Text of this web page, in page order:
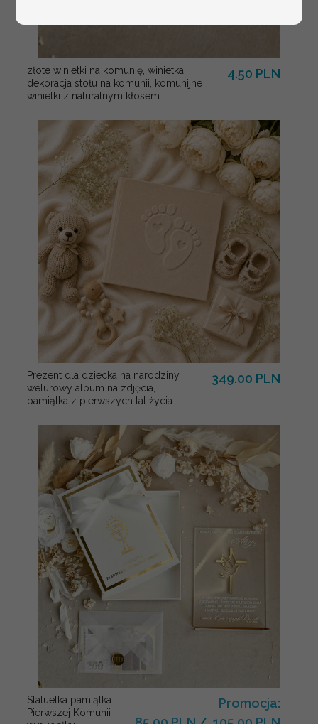
złote winietki na komunię, winietka
dekoracja stołu na komunii, komunijne
winietki z naturalnym kłosem
4.50 PLN
Prezent dla dziecka na narodziny
welurowy album na zdjęcia,
pamiątka z pierwszych lat życia
349.00 PLN
Statuetka pamiątka
Pierwszej Komunii
Promocja: